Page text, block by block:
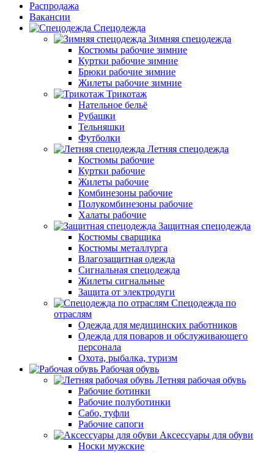
Распродажа
Вакансии
Спецодежда
Зимняя спецодежда
Костюмы рабочие зимние
Куртки рабочие зимние
Брюки рабочие зимние
Жилеты рабочие зимние
Трикотаж
Нательное бельё
Рубашки
Тельняшки
Футболки
Летняя спецодежда
Костюмы рабочие
Куртки рабочие
Жилеты рабочие
Комбинезоны рабочие
Полукомбинезоны рабочие
Халаты рабочие
Защитная спецодежда
Костюмы сварщика
Костюмы металлурга
Влагозащитная одежда
Сигнальная спецодежда
Жилеты сигнальные
Защита от электродуги
Спецодежда по
отраслям
Одежда для медицинских работников
Одежда для поваров и обслуживающего
персонала
Охота, рыбалка, туризм
Рабочая обувь
Летняя рабочая обувь
Рабочие ботинки
Рабочие полуботинки
Сабо, туфли
Рабочие сапоги
Аксессуары для обуви
Носки мужские